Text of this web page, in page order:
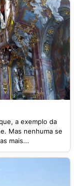
a exemplo da
Mas nenhuma se
mais...